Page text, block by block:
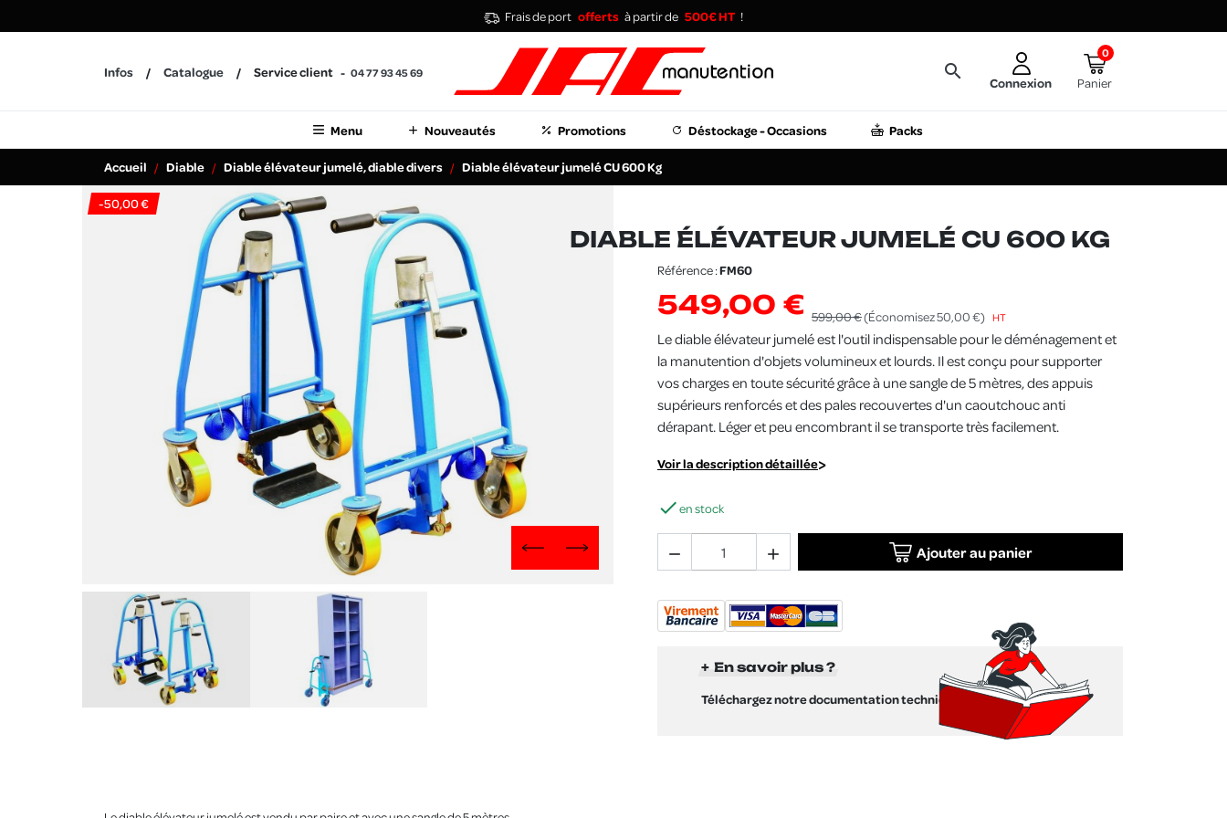
Frais de port offerts à partir de 500€ HT !
Infos Catalogue Service client 04 77 93 45 69 search
Connexion
0
Panier
Menu Nouveautés Promotions Déstockage - Occasions Packs
Accueil Diable Diable élévateur jumelé, diable divers Diable élévateur jumelé CU 600 Kg
-50,00 €
PreviousNext
DIABLE ÉLÉVATEUR JUMELÉ CU 600 KG
Référence :FM60
549,00 € 599,00 €(Économisez 50,00 €) HT
Le diable élévateur jumelé est l'outil indispensable pour le déménagement et
la manutention d'objets volumineux et lourds. Il est conçu pour supporter
vos charges en toute sécurité grâce à une sangle de 5 mètres, des appuis
supérieurs renforcés et des pales recouvertes d'un caoutchouc anti
dérapant. Léger et peu encombrant il se transporte très facilement.
Voir la description détaillée
en stock
  Ajouter au panier
En savoir plus ?
Téléchargez notre documentation technique !